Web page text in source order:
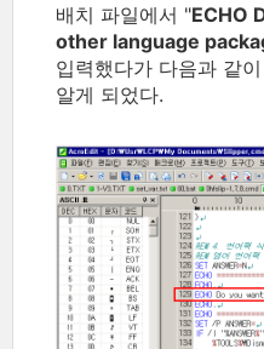
배치 파일에서 "ECHO
other language
입력했다가 다음과 같
알게 되었다.